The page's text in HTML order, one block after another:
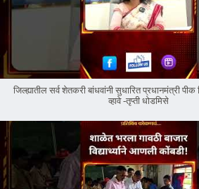
जिल्ह्यातील सर्व शेतकरी बांधवांनी सुधारित प्रधानमंत्री
व्हावे -तृप्ती धोडमिसे